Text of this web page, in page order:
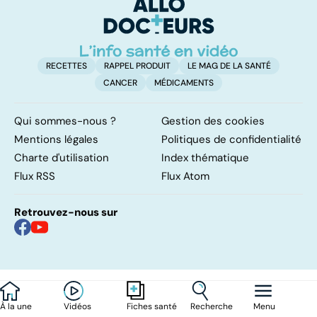
À la une Vidéos Fiches santé Recherche Menu
RECETTES RAPPEL PRODUIT
LE MAG DE LA SANTÉ
CANCER
MÉDICAMENTS
Qui sommes-nous ?
Gestion des cookies
Mentions légales
Politiques de confidentialité
Charte d'utilisation
Index thématique
Flux RSS
Flux Atom
Retrouvez-nous sur